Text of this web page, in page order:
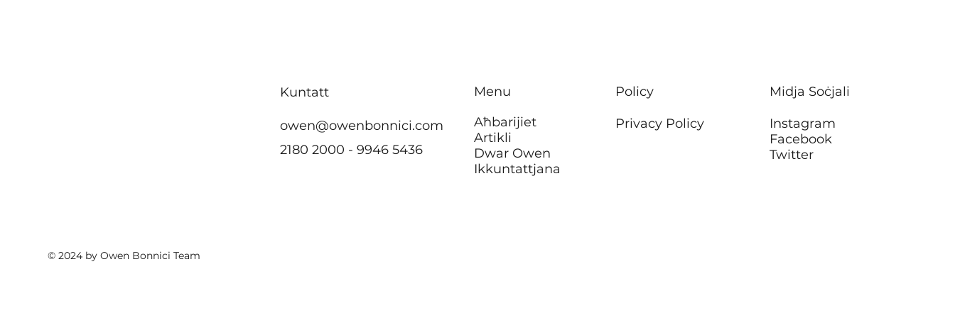
Awtorità tad-Djar
© 2024 by Owen Bonnici Team
Kuntatt
owen@owenbonnici.com
2180 2000 - 9946 5436
Menu
Aħbarijiet
Artikli
Dwar Owen
Ikkuntattjana
Policy
Privacy Policy
Midja Soċjali
Instagram
Facebook
Twitter